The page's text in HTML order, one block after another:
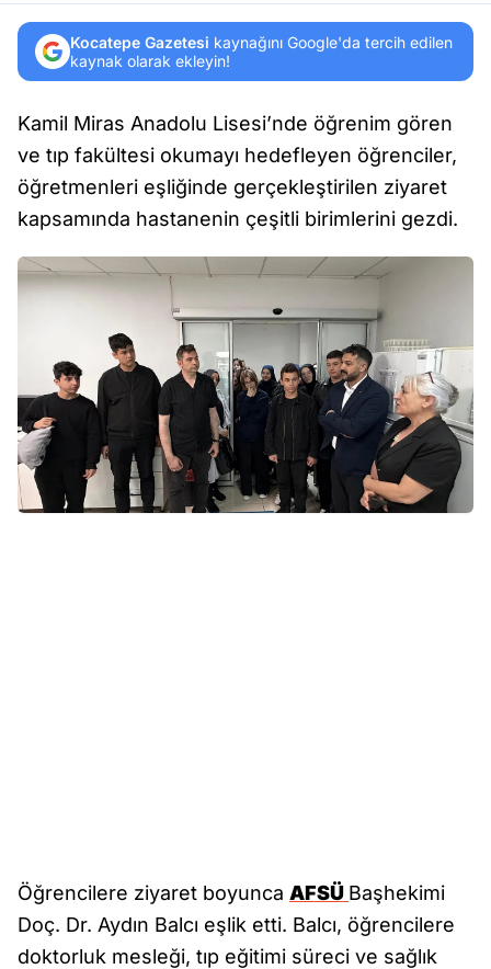
Kocatepe Gazetesi kaynağını Google'da tercih edilen
kaynak olarak ekleyin!
Kamil Miras Anadolu Lisesi’nde öğrenim gören
ve tıp fakültesi okumayı hedefleyen öğrenciler,
öğretmenleri eşliğinde gerçekleştirilen ziyaret
kapsamında hastanenin çeşitli birimlerini gezdi.
Öğrencilere ziyaret boyunca AFSÜ Başhekimi
Doç. Dr. Aydın Balcı eşlik etti. Balcı, öğrencilere
doktorluk mesleği, tıp eğitimi süreci ve sağlık